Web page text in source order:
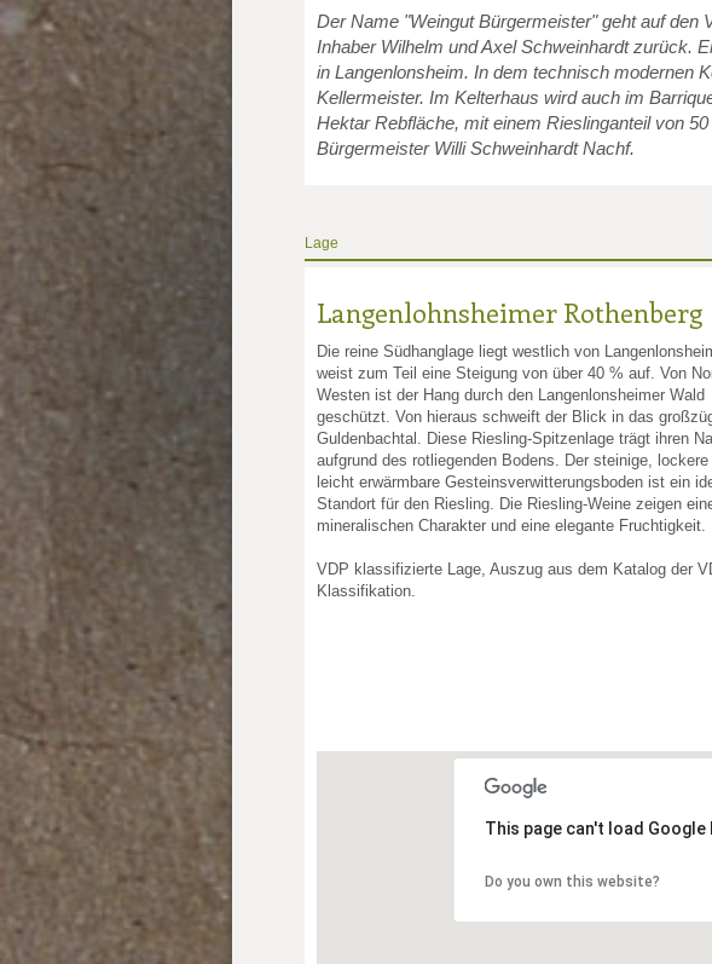
Der Name "Weingut Bürgermeister" geht auf den
Inhaber Wilhelm und Axel Schweinhardt zurück.
in Langenlonsheim. In dem technisch modernen
Kellermeister. Im Kelterhaus wird auch im
Hektar Rebfläche, mit einem Rieslinganteil von
Bürgermeister Willi Schweinhardt Nachf.
Lage
Langenlohnsheimer Rothenberg
Die reine Südhanglage liegt westlich von
weist zum Teil eine Steigung von über 40 % auf. Von
Westen ist der Hang durch den Langenlonsheimer Wald
geschützt. Von hieraus schweift der Blick in das
Guldenbachtal. Diese Riesling-Spitzenlage trägt ihren
aufgrund des rotliegenden Bodens. Der steinige, lockere
leicht erwärmbare Gesteinsverwitterungsboden ist ein
Standort für den Riesling. Die Riesling-Weine zeigen
mineralischen Charakter und eine elegante Fruchtigkeit.
VDP klassifizierte Lage, Auszug aus dem Katalog der
Klassifikation.
This page can't load
Do you own this website?